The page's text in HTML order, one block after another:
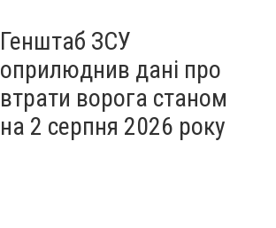
Генштаб ЗСУ
оприлюднив дані про
втрати ворога станом
на 2 серпня 2026 року